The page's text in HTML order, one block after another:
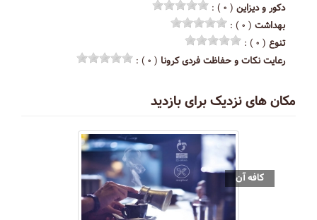
دکور و دیزاین ( ۰ ) :
بهداشت ( ۰ ) :
تنوع ( ۰ ) :
رعایت نکات و حفاظت فردی کرونا ( ۰ ) :
مکان های نزدیک برای بازدید
کافه آن